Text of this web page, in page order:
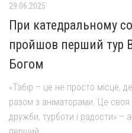
29.06.2025
При катедральному
пройшов перший тур
Богом
«Табір – це не просто місце,
разом з аніматорами. Це своя
дружби, турботи і радости» –